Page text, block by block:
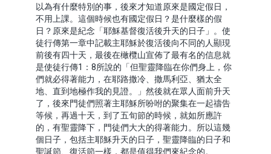
以為有什麼特別的事，後來才知道原來是國定假日，
不用上課。這個時候也有國定假日？是什麼樣的假
日？原來是紀念「耶穌基督復活後升天的日子」。使
徒行傳第一章中記載主耶穌於復活後向不同的人顯現
前後有四十天，最後在橄欖山宣佈了最有名的信息就
是使徒行傳1：8所說的「但聖靈降臨在你們身上，你
們就必得著能力，在耶路撒冷、撒馬利亞、猶太全
地、直到地極作我的見證。」然後就在眾人面前升天
了，後來門徒們照著主耶穌所吩咐的聚集在一起禱告
等候，再過十天，到了五旬節的時候，就如所應許
的，有聖靈降下，門徒們大大的得著能力。所以這幾
個日子，包括主耶穌升天的日子，聖靈降臨的日子和
聖誕節、復活節一樣，都是值得我們來紀念的。